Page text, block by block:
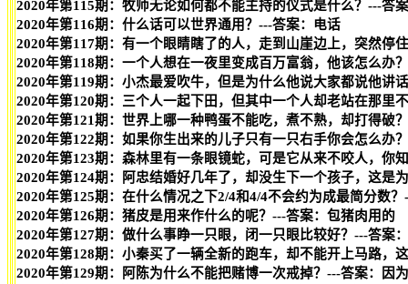
2020年第115期：牧师无论如何都不能主持的仪式是什么？---答
2020年第116期：什么话可以世界通用？---答案：电话
2020年第117期：有一个眼睛瞎了的人，走到山崖边上，突然停
2020年第118期：一个人想在一夜里变成百万富翁，他该怎么办
2020年第119期：小杰最爱吹牛，但是为什么他说大家都说他讲
2020年第120期：三个人一起下田，但其中一个人却老站在那里
2020年第121期：世界上哪一种鸭蛋不能吃，煮不熟，却打得破
2020年第122期：如果你生出来的儿子只有一只右手你会怎么办
2020年第123期：森林里有一条眼镜蛇，可是它从来不咬人，你
2020年第124期：阿忠结婚好几年了，却没生下一个孩子，这是
2020年第125期：在什么情况之下2/4和4/4不会约为成最简分数
2020年第126期：猪皮是用来作什么的呢？---答案：包猪肉用的
2020年第127期：做什么事睁一只眼，闭一只眼比较好？---答案
2020年第128期：小秦买了一辆全新的跑车，却不能开上马路，
2020年第129期：阿陈为什么不能把赌博一次戒掉？---答案：因